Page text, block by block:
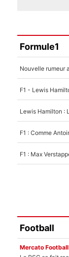
Formule1
Football
Mercato Football